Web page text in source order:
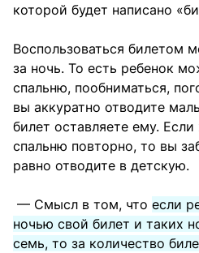
которой будет написано
Воспользоваться билетом
за ночь. То есть ребенок
спальню, пообниматься,
вы аккуратно отводите
билет оставляете ему.
спальню повторно, то вы
равно отводите в детскую.
— Смысл в том, что если
ночью свой билет и таких
семь, то за количество